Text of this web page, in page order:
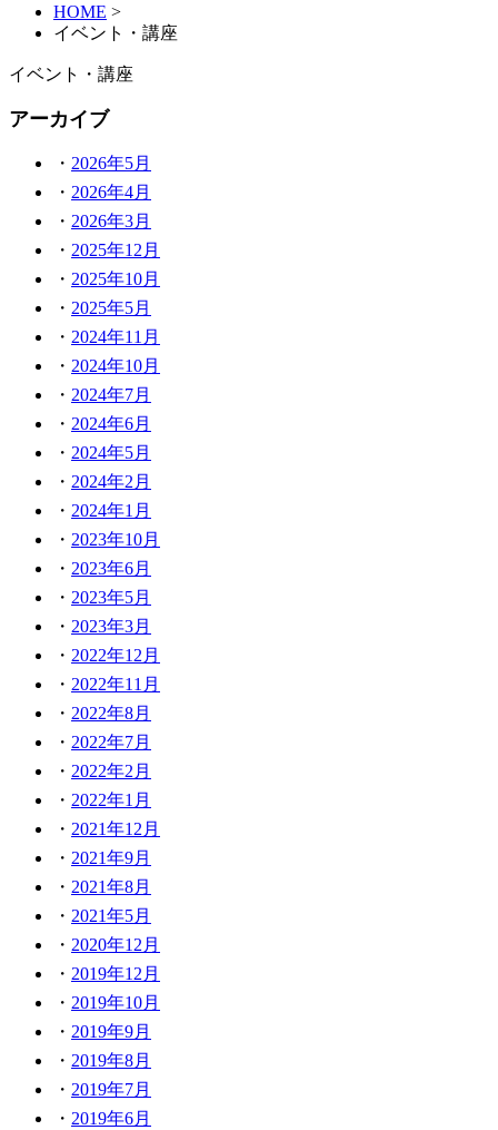
HOME >
イベント・講座
イベント・講座
アーカイブ
2026年5月
2026年4月
2026年3月
2025年12月
2025年10月
2025年5月
2024年11月
2024年10月
2024年7月
2024年6月
2024年5月
2024年2月
2024年1月
2023年10月
2023年6月
2023年5月
2023年3月
2022年12月
2022年11月
2022年8月
2022年7月
2022年2月
2022年1月
2021年12月
2021年9月
2021年8月
2021年5月
2020年12月
2019年12月
2019年10月
2019年9月
2019年8月
2019年7月
2019年6月